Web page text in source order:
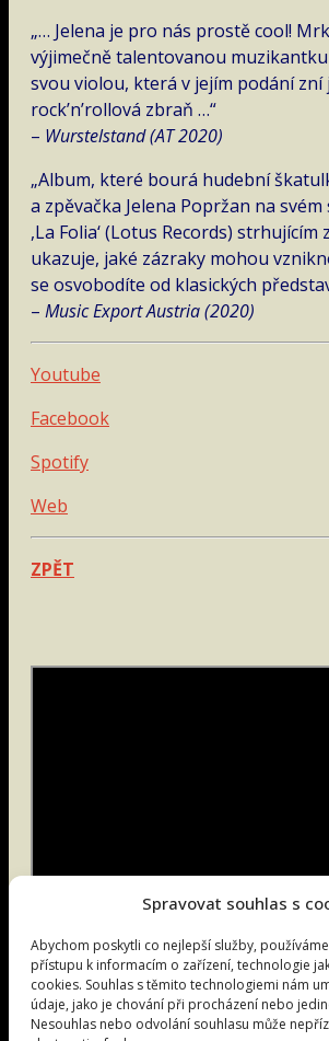
Spravovat souhlas s
Abychom poskytli co nejlepší služby,
přístupu k informacím o zařízení, technologie
cookies. Souhlas s těmito technologiemi nám
údaje, jako je chování při procházení nebo
Nesouhlas nebo odvolání souhlasu může
„… Jelena je pro nás prostě cool!
výjimečně talentovanou
svou violou, která v jejím podání zní
rock’n’rollová zbraň …“
– Wurstelstand (AT 2020)
„Album, které bourá hudební
a zpěvačka Jelena Popržan na
,La Folia‘ (Lotus Records) strhujícím
ukazuje, jaké zázraky mohou
se osvobodíte od klasických
– Music Export Austria (2020)
Youtube
Facebook
Spotify
Web
ZPĚT